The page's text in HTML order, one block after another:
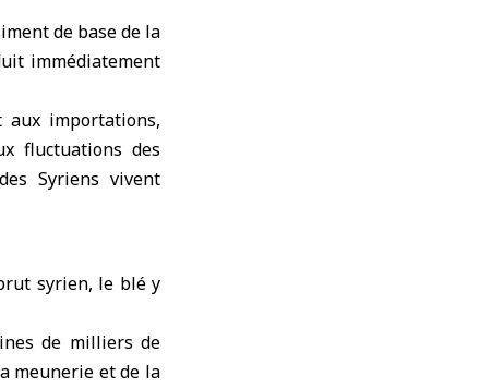
de base de la
immédiatement
aux importations,
fluctuations des
Syriens vivent
syrien, le blé y
de milliers de
meunerie et de la